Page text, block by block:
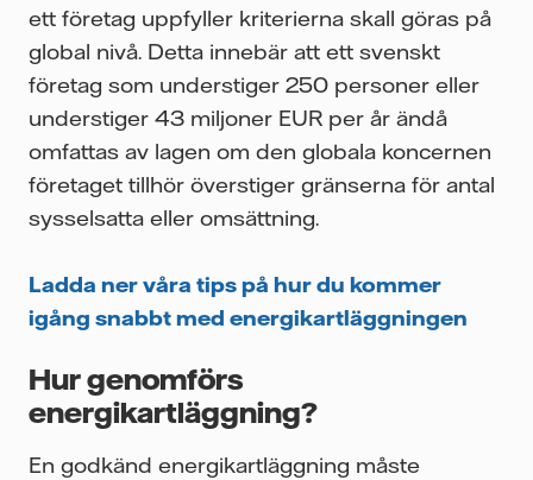
ett företag uppfyller kriterierna skall göras på
global nivå. Detta innebär att ett svenskt
företag som understiger 250 personer eller
understiger 43 miljoner EUR per år ändå
omfattas av lagen om den globala koncernen
företaget tillhör överstiger gränserna för antal
sysselsatta eller omsättning.
Ladda ner våra tips på hur du kommer
igång snabbt med energikartläggningen
Hur genomförs
energikartläggning?
En godkänd energikartläggning måste